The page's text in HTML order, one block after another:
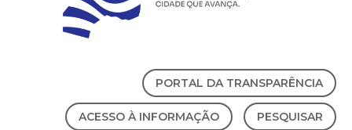
PORTAL DA TRANSPARÊNCIA
ACESSO À INFORMAÇÃO PESQUISAR